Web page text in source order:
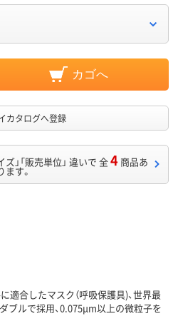
カゴへ
カタログへ登録
ズ」「販売単位」 違いで 全4 商品あ
ます。
適合したマスク（呼吸保護具)、世界最
ブルで採用、0.075μm以上の微粒子を